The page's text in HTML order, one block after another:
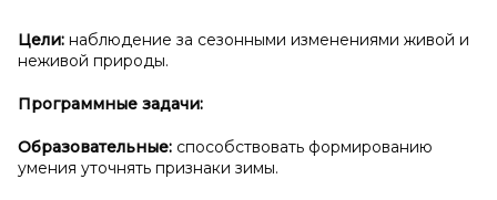
Цели: наблюдение за сезонными изменениями живой и
неживой природы.
Программные задачи:
Образовательные: способствовать формированию
умения уточнять признаки зимы.